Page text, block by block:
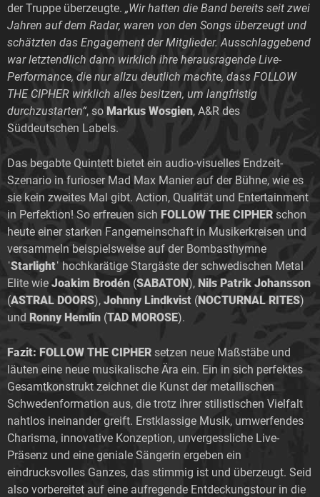
der Truppe überzeugte. „Wir hatten die Band bereits seit zwei
Jahren auf dem Radar, waren von den Songs überzeugt und
schätzten das Engagement der Mitglieder. Ausschlaggebend
war letztendlich dann wirklich ihre herausragende Live-
Performance, die nur allzu deutlich machte, dass FOLLOW
THE CIPHER wirklich alles besitzen, um langfristig
durchzustarten“, so Markus Wosgien, A&R des
Süddeutschen Labels.
Das begabte Quintett bietet ein audio-visuelles Endzeit-
Szenario in furioser Mad Max Manier auf der Bühne, wie es
sie kein zweites Mal gibt. Action, Qualität und Entertainment
in Perfektion! So erfreuen sich FOLLOW THE CIPHER schon
heute einer starken Fangemeinschaft in Musikerkreisen und
versammeln beispielsweise auf der Bombasthymne
ˈStarlightˈ hochkarätige Stargäste der schwedischen Metal
Elite wie Joakim Brodén (SABATON), Nils Patrik Johansson
(ASTRAL DOORS), Johnny Lindkvist (NOCTURNAL RITES)
und Ronny Hemlin (TAD MOROSE).
Fazit: FOLLOW THE CIPHER setzen neue Maßstäbe und
läuten eine neue musikalische Ära ein. Ein in sich perfektes
Gesamtkonstrukt zeichnet die Kunst der metallischen
Schwedenformation aus, die trotz ihrer stilistischen Vielfalt
nahtlos ineinander greift. Erstklassige Musik, umwerfendes
Charisma, innovative Konzeption, unvergessliche Live-
Präsenz und eine geniale Sängerin ergeben ein
eindrucksvolles Ganzes, das stimmig ist und überzeugt. Seid
also vorbereitet auf eine aufregende Entdeckungstour in die